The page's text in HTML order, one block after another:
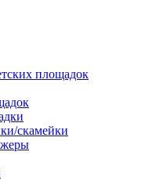
площадок
скамейки